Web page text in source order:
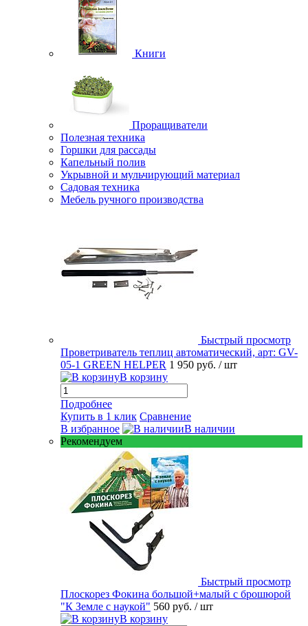
Книги
Проращиватели
Полезная техника
Горшки для рассады
Капельный полив
Укрывной и мульчирующий материал
Садовая техника
Мебель ручного производства
Быстрый просмотр
Проветриватель теплиц автоматический, арт: GV-
05-1 GREEN HELPER 1 950 руб. / шт
В корзину
Подробнее
Купить в 1 клик Сравнение
В избранное
В наличии
Рекомендуем
Быстрый просмотр
Плоскорез Фокина большой+малый с брошюрой
"К Земле с наукой" 560 руб. / шт
В корзину